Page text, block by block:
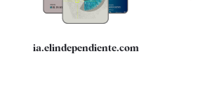
ia.elindependiente.com